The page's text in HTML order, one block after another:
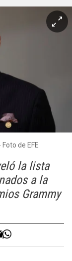
de EFE
la lista
a la
Grammy